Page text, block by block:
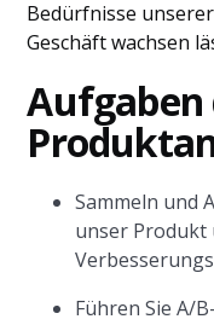
Bedürfnisse
Geschäft wachsen
Aufgaben
Sammeln und
unser Produkt
Führen Sie A/